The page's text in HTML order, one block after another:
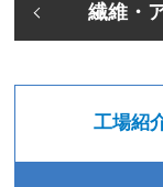
繊維・
工場紹